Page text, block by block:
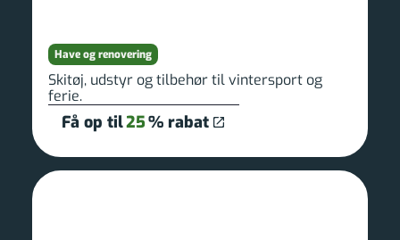
Have og renovering
Skitøj, udstyr og tilbehør til vintersport og
ferie.
Få op til25% rabat